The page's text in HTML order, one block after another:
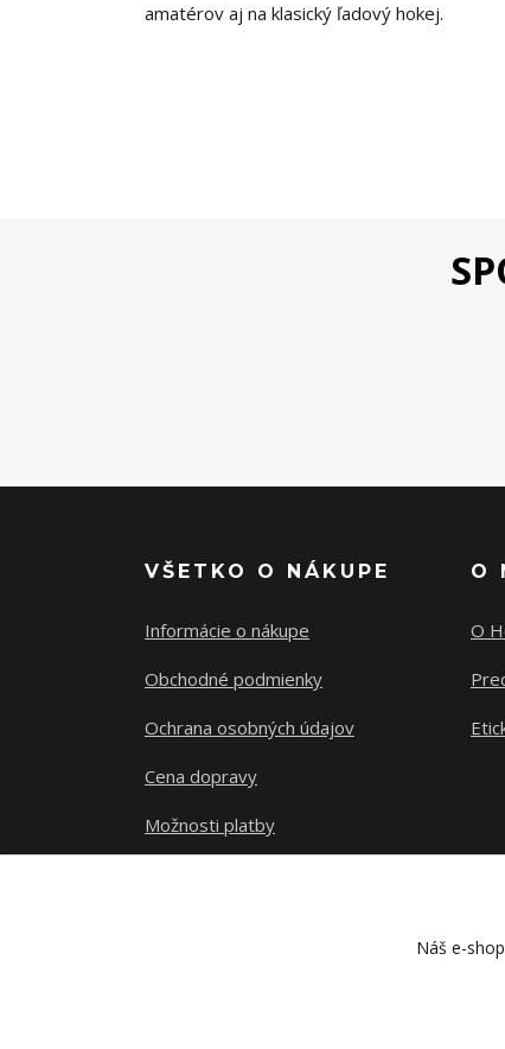
amatérov aj na klasický ľadový hokej.
VŠETKO O NÁKUPE
Informácie o nákupe
Obchodné podmienky
Ochrana osobných údajov
Cena dopravy
Možnosti platby
O
O
Náš e-